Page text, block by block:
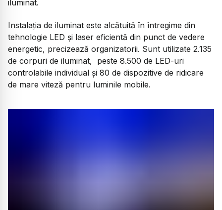
iluminat.
Instalația de iluminat este alcătuită în întregime din
tehnologie LED și laser eficientă din punct de vedere
energetic, precizează organizatorii. Sunt utilizate 2.135
de corpuri de iluminat, peste 8.500 de LED-uri
controlabile individual și 80 de dispozitive de ridicare
de mare viteză pentru luminile mobile.